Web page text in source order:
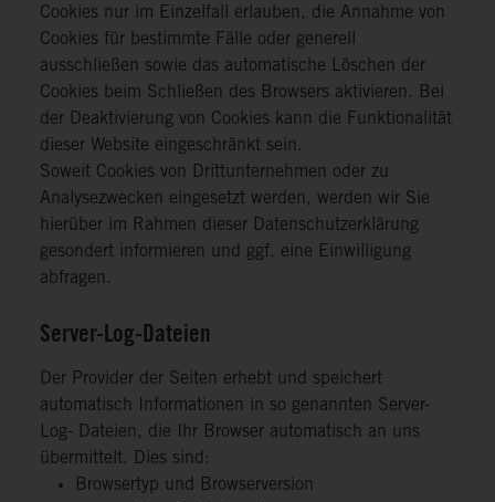
Cookies nur im Einzelfall erlauben, die Annahme von
Cookies für bestimmte Fälle oder generell
ausschließen sowie das automatische Löschen der
Cookies beim Schließen des Browsers aktivieren. Bei
der Deaktivierung von Cookies kann die Funktionalität
dieser Website eingeschränkt sein.
Soweit Cookies von Drittunternehmen oder zu
Analysezwecken eingesetzt werden, werden wir Sie
hierüber im Rahmen dieser Datenschutzerklärung
gesondert informieren und ggf. eine Einwilligung
abfragen.
Server-Log-Dateien
Der Provider der Seiten erhebt und speichert
automatisch Informationen in so genannten Server-
Log- Dateien, die Ihr Browser automatisch an uns
übermittelt. Dies sind:
Browsertyp und Browserversion